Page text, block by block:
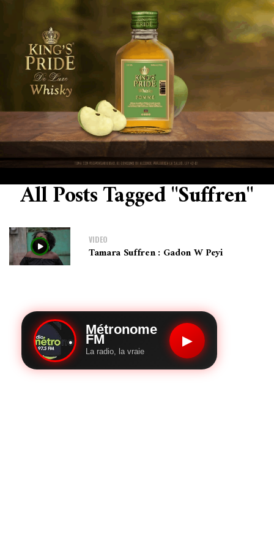
All Posts Tagged "Suffren"
VIDEO
Tamara Suffren : Gadon W Peyi
Métronome
FM
La radio, la vraie
▶